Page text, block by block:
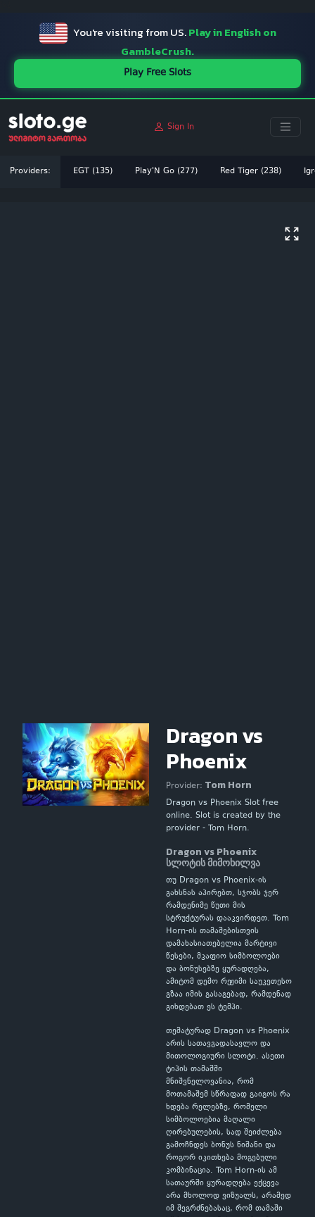
You're visiting from US.Play in English on
GambleCrush.
Play Free Slots
Sign In
Providers: EGT (135) Play'N Go (277) Red Tiger (238)
Dragon vs
Phoenix
Provider: Tom Horn
Dragon vs Phoenix Slot free
online. Slot is created by the
provider - Tom Horn.
Dragon vs Phoenix
სლოტის მიმოხილვა
თუ Dragon vs Phoenix-ის
გახსნას აპირებთ, სჯობს ჯერ
რამდენიმე წუთი მის
სტრუქტურას დააკვირდეთ. Tom
Horn-ის თამაშებისთვის
დამახასიათებელია მარტივი
წესები, მკაფიო სიმბოლოები
და ბონუსებზე ყურადღება,
ამიტომ დემო რეჟიმი საუკეთესო
გზაა იმის გასაგებად, რამდენად
გიხდებათ ეს ტემპი.
თემატურად Dragon vs Phoenix
არის სათავგადასავლო და
მითოლოგიური სლოტი. ასეთი
ტიპის თამაშში
მნიშვნელოვანია, რომ
მოთამაშემ სწრაფად გაიგოს რა
ხდება რელებზე, რომელი
სიმბოლოებია მაღალი
ღირებულების, სად შეიძლება
გამოჩნდეს ბონუს ნიშანი და
როგორ იკითხება მოგებული
კომბინაცია. Tom Horn-ის ამ
სათაურში ყურადღება ექცევა
არა მხოლოდ ვიზუალს, არამედ
იმ შეგრძნებასაც, რომ თამაში